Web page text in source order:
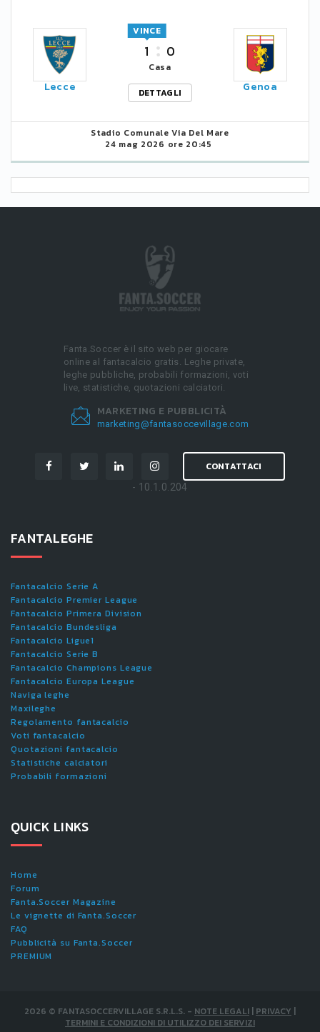
Lecce
1
VINCE
0
Casa
DETTAGLI
Genoa
Stadio Comunale Via Del Mare
24 mag 2026 ore 20:45
Fanta.Soccer è il sito web per giocare
online al fantacalcio gratis. Leghe private,
leghe pubbliche, probabili formazioni, voti
live, statistiche, quotazioni calciatori.
MARKETING E PUBBLICITÀ
marketing@fantasoccevillage.com
CONTATTACI
- 10.1.0.204
FANTALEGHE
Fantacalcio Serie A
Fantacalcio Premier League
Fantacalcio Primera Division
Fantacalcio Bundesliga
Fantacalcio Ligue1
Fantacalcio Serie B
Fantacalcio Champions League
Fantacalcio Europa League
Naviga leghe
Maxileghe
Regolamento fantacalcio
Voti fantacalcio
Quotazioni fantacalcio
Statistiche calciatori
Probabili formazioni
QUICK LINKS
Home
Forum
Fanta.Soccer Magazine
Le vignette di Fanta.Soccer
FAQ
Pubblicità su Fanta.Soccer
PREMIUM
2026 © FANTASOCCERVILLAGE S.R.L.S. - NOTE LEGALI | PRIVACY |
TERMINI E CONDIZIONI DI UTILIZZO DEI SERVIZI